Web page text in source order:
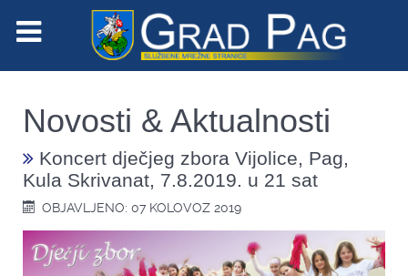
Novosti & Aktualnosti
Koncert dječjeg zbora Vijolice, Pag,
Kula Skrivanat, 7.8.2019. u 21 sat
OBJAVLJENO: 07 KOLOVOZ 2019